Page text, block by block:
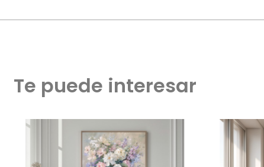
Te puede interesar